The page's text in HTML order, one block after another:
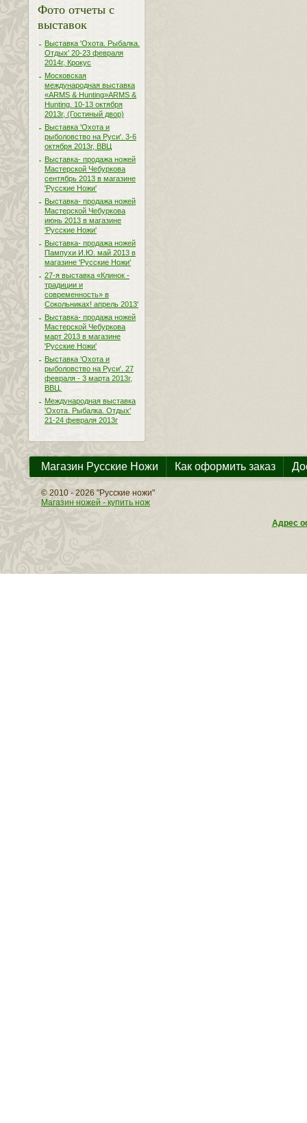
Фото отчеты с
выставок
Выставка 'Охота. Рыбалка.
Отдых' 20-23 февраля
2014г, Крокус
Московская
международная выставка
«ARMS & Hunting»ARMS &
Hunting. 10-13 октября
2013г, (Гостиный двор)
Выставка 'Охота и
рыболовство на Руси'. 3-6
октября 2013г, ВВЦ
Выставка- продажа ножей
Мастерской Чебуркова
сентябрь 2013 в магазине
'Русские Ножи'
Выставка- продажа ножей
Мастерской Чебуркова
июнь 2013 в магазине
'Русские Ножи'
Выставка- продажа ножей
Пампухи И.Ю. май 2013 в
магазине 'Русские Ножи'
27-я выставка «Клинок -
традиции и
современность» в
Сокольниках! апрель 2013'
Выставка- продажа ножей
Мастерской Чебуркова
март 2013 в магазине
'Русские Ножи'
Выставка 'Охота и
рыболовство на Руси'. 27
февраля - 3 марта 2013г,
ВВЦ.
Международная выставка
'Охота. Рыбалка. Отдых'
21-24 февраля 2013г
Магазин Русские Ножи Как оформить заказ
© 2010 - 2026 "Русские ножи"
Магазин ножей - купить нож
Адрес